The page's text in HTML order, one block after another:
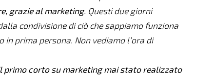
grazie al marketing. Questi due giorni
condivisione di ciò che sappiamo funziona
prima persona. Non vediamo l’ora di
primo corto su marketing mai stato realizzato